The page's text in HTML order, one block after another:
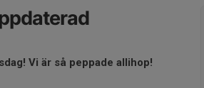
Vi är så peppade allihop!